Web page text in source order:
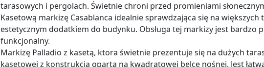
tarasowych i pergolach. Świetnie chroni przed promieniami
Kasetową markizę Casablanca idealnie sprawdzająca się na
estetycznym dodatkiem do budynku. Obsługa tej markizy jest bardzo
funkcjonalny.
Markizę Palladio z kasetą, ktora świetnie prezentuje się na dużych
kasetowej z konstrukcją opartą na kwadratowej belce nośnej. Jest